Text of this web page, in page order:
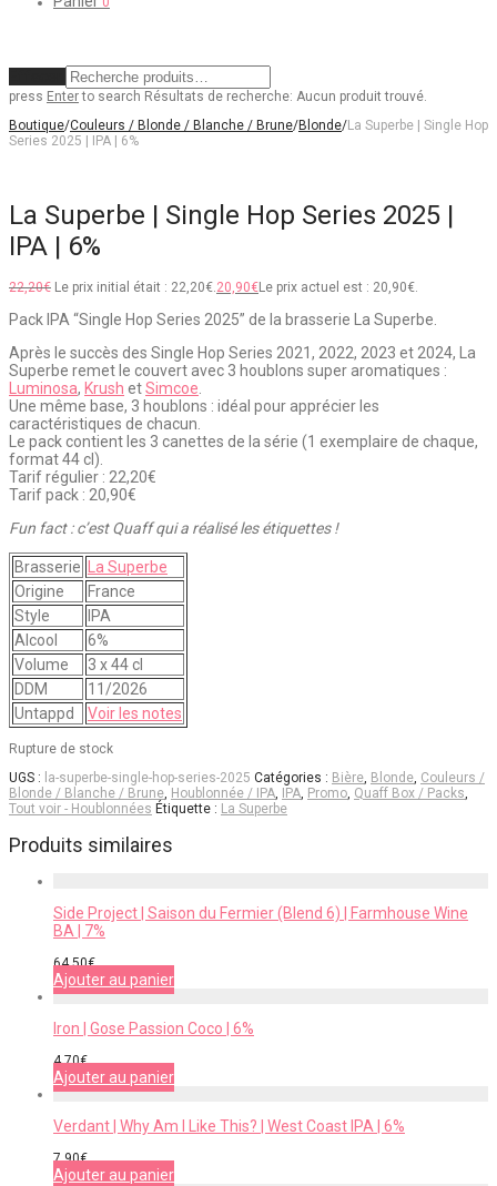
press Enterto search Résultats de recherche: Aucun produit trouvé.
Boutique/Couleurs / Blonde / Blanche / Brune/Blonde/La Superbe | Single Hop
Series 2025 | IPA | 6%
La Superbe | Single Hop Series 2025 |
IPA | 6%
22,20€ Le prix initial était : 22,20€.20,90€Le prix actuel est : 20,90€.
Pack IPA “Single Hop Series 2025” de la brasserie La Superbe.
Après le succès des Single Hop Series 2021, 2022, 2023 et 2024, La
Superbe remet le couvert avec 3 houblons super aromatiques :
Luminosa, Krush etSimcoe
Une même base, 3 houblons : idéal pour apprécier les
caractéristiques de chacun.
Le pack contient les 3 canettes de la série (1 exemplaire de chaque,
format 44 cl).
Tarif régulier : 22,20€
Tarif pack : 20,90€
Fun fact : c’est Quaff qui a réalisé les étiquettes !
Brasserie
La Superbe
Origine
France
Style
IPA
Alcool
6%
Volume
3 x 44 cl
DDM
11/2026
Untappd
Voir les notes
Rupture de stock
UGS : la-superbe-single-hop-series-2025 Catégories : Bière, Blonde, Couleurs /
Blonde / Blanche / Brune, Houblonnée / IPA, IPA, Promo, Quaff Box / Packs,
Tout voir - Houblonnées Étiquette : La Superbe
Produits similaires
Side Project | Saison du Fermier (Blend 6) | Farmhouse Wine
BA | 7%
64,50€
Ajouter au panier
Iron | Gose Passion Coco | 6%
4,70€
Ajouter au panier
Verdant | Why Am I Like This? | West Coast IPA | 6%
7,90€
Ajouter au panier